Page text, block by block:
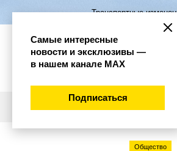
Транспортные
Общество
Самые интересные
новости и эксклюзивы —
в нашем канале МАХ
Подписаться